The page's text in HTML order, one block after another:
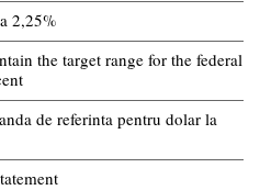
2,25%
the target range for the federal
de referinta pentru dolar la